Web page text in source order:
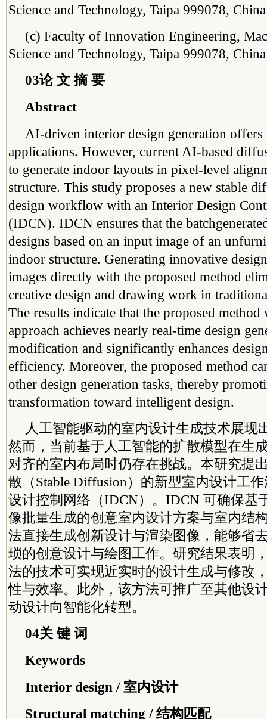
Science and Technology, Taipa 999078, China
(c) Faculty of Innovation Engineering,
Science and Technology, Taipa 999078, China
03论 文 摘 要
Abstract
AI-driven interior design generation
applications. However, current AI-based
to generate indoor layouts in pixel-level
structure. This study proposes a new stable
design workflow with an Interior Design
(IDCN). IDCN ensures that the
designs based on an input image of an
indoor structure. Generating innovative
images directly with the proposed method
creative design and drawing work in
The results indicate that the proposed
approach achieves nearly real-time design
modification and significantly enhances
efficiency. Moreover, the proposed method
other design generation tasks, thereby
transformation toward intelligent design.
人工智能驱动的室内设计生成技术展现
然而，当前基于人工智能的扩散模型在生
对齐的室内布局时仍存在挑战。本研究提
散（Stable Diffusion）的新型室内设计工
设计控制网络（IDCN）。IDCN 可确保基
像批量生成的创意室内设计方案与室内结
法直接生成创新设计与渲染图像，能够省
琐的创意设计与绘图工作。研究结果表明
法的技术可实现近实时的设计生成与修改
性与效率。此外，该方法可推广至其他设
动设计向智能化转型。
04关 键 词
Keywords
Interior design / 室内设计
Structural matching / 结构匹配